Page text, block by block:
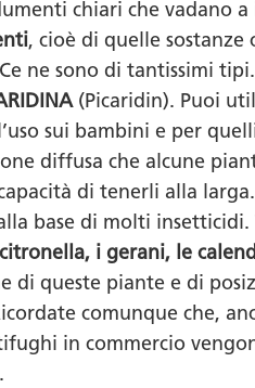
chiari che vadano
, cioè di quelle
ne sono di tantissimi
(Picaridin). Puoi
sui bambini e per
diffusa che alcune
di tenerli alla
base di molti
i gerani, le
di queste piante e di
comunque che,
in commercio